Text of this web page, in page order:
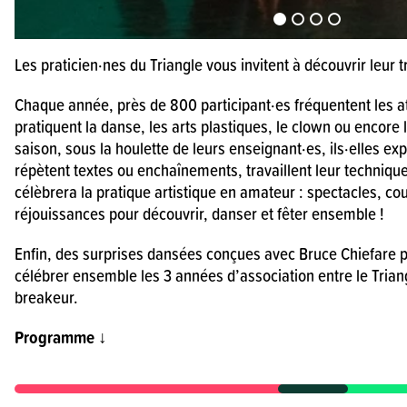
Les praticien·nes du Triangle vous invitent à découvrir leur
Chaque année, près de 800 participant·es fréquentent les
pratiquent la danse, les arts plastiques, le clown ou encore
saison, sous la houlette de leurs enseignant·es, ils·elles
répètent textes ou enchaînements, travaillent leur
célèbrera la pratique artistique en amateur : spectacles,
réjouissances pour découvrir, danser et fêter ensemble !
Enfin, des surprises dansées conçues avec Bruce Chiefare
célébrer ensemble les 3 années d’association entre le
breakeur.
Programme ↓